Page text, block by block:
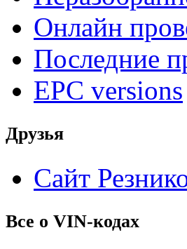
Онлайн
Последние
EPC versions
Друзья
Сайт
Все о VIN-кодах